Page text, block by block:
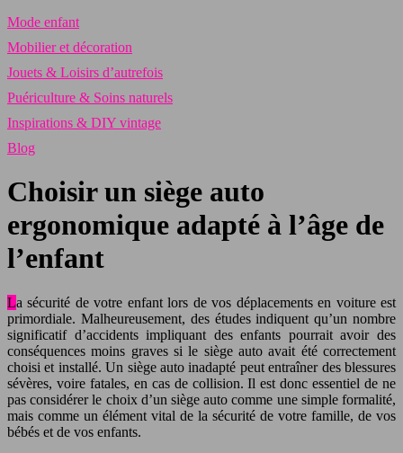
Mode enfant
Mobilier et décoration
Jouets & Loisirs d’autrefois
Puériculture & Soins naturels
Inspirations & DIY vintage
Blog
Choisir un siège auto
ergonomique adapté à l’âge de
l’enfant
La sécurité de votre enfant lors de vos déplacements en voiture est
primordiale. Malheureusement, des études indiquent qu’un nombre
significatif d’accidents impliquant des enfants pourrait avoir des
conséquences moins graves si le siège auto avait été correctement
choisi et installé. Un siège auto inadapté peut entraîner des blessures
sévères, voire fatales, en cas de collision. Il est donc essentiel de ne
pas considérer le choix d’un siège auto comme une simple formalité,
mais comme un élément vital de la sécurité de votre famille, de vos
bébés et de vos enfants.